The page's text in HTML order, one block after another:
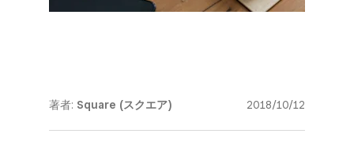
著者: Square (スクエア) 2018/10/12